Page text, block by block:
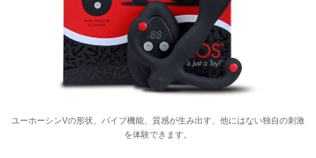
ユーホーシンVの形状、バイブ機能、質感が生み出す、他にはない独自の刺激
を体験できます。